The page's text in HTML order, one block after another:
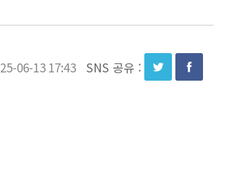
25-06-13 17:43 SNS 공유 :